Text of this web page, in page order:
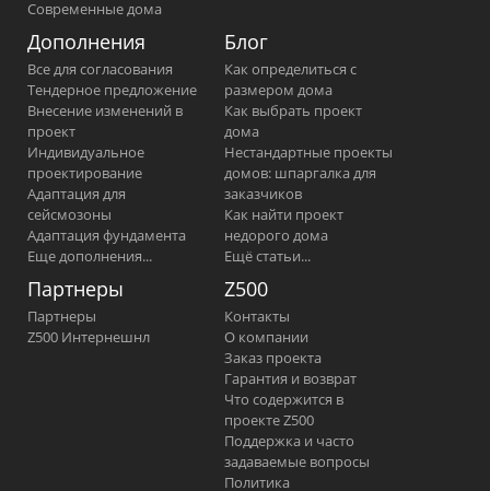
Современные дома
Дополнения
Все для согласования
Тендерное предложение
Внесение изменений в
проект
Индивидуальное
проектирование
Адаптация для
сейсмозоны
Адаптация фундамента
Еще дополнения...
Блог
Как определиться с
размером дома
Как выбрать проект
дома
Нестандартные проекты
домов: шпаргалка для
заказчиков
Как найти проект
недорого дома
Ещё статьи...
Партнеры
Партнеры
Z500 Интернешнл
Z500
Контакты
О компании
Заказ проекта
Гарантия и возврат
Что содержится в
проекте Z500
Поддержка и часто
задаваемые вопросы
Политика